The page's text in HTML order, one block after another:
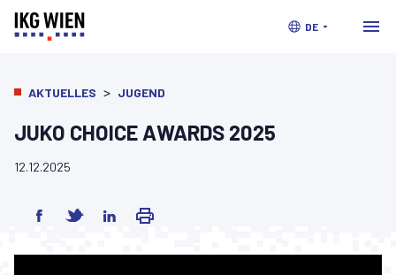
DE
AKTUELLES > JUGEND
JUKO CHOICE AWARDS 2025
12.12.2025